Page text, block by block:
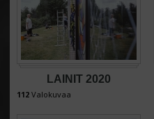
LAINIT 2020
112 Valokuvaa